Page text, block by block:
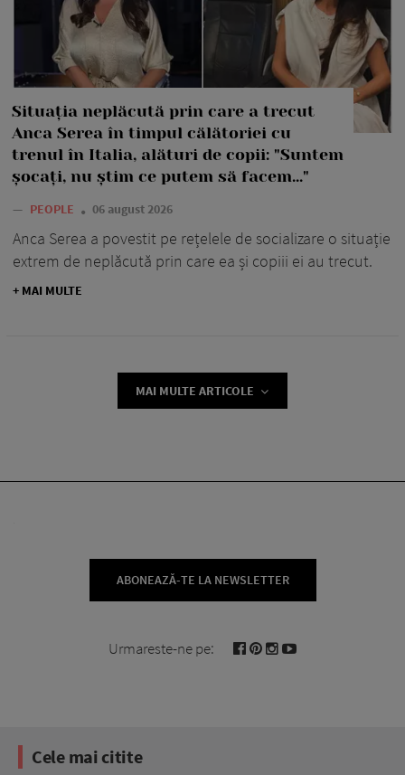
Situația neplăcută prin care a trecut
Anca Serea în timpul călătoriei cu
trenul în Italia, alături de copii: "Suntem
șocați, nu știm ce putem să facem..."
— PEOPLE 06 august 2026
Anca Serea a povestit pe rețelele de socializare o situație
extrem de neplăcută prin care ea și copiii ei au trecut.
+ MAI MULTE
MAI MULTE ARTICOLE
ABONEAZĂ-TE LA NEWSLETTER
Urmareste-ne pe:
Cele mai citite